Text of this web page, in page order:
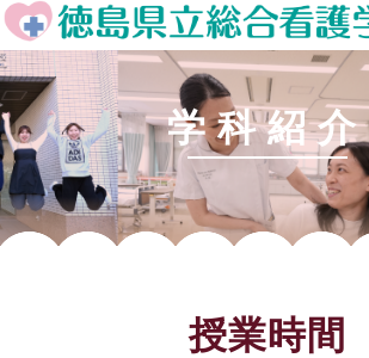
学科紹介
授業時間